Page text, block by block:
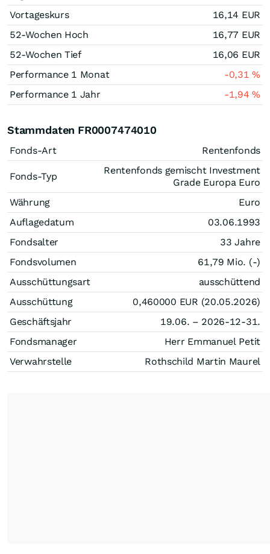
Vortageskurs
16,14 EUR
52-Wochen Hoch
16,77 EUR
52-Wochen Tief
16,06 EUR
Performance 1 Monat
-0,31%
Performance 1 Jahr
-1,94%
Stammdaten FR0007474010
Fonds-Art Rentenfonds
Fonds-Typ
Rentenfonds gemischt Investment
Grade Europa Euro
Währung
Euro
Auflagedatum
03.06.1993
Fondsalter
33 Jahre
Fondsvolumen
61,79 Mio. (-)
Ausschüttungsart
ausschüttend
Ausschüttung
0,460000 EUR (20.05.2026)
Geschäftsjahr
19.06. – 2026-12-31.
Fondsmanager
Herr Emmanuel Petit
Verwahrstelle
Rothschild Martin Maurel